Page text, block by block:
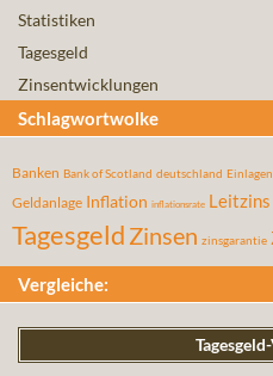
Statistiken
Tagesgeld
Zinsentwicklungen
Schlagwortwolke
Banken Bank of Scotland deutschland
Geldanlage Inflation inflationsrate Leitzins
Tagesgeld Zinsen zinsgarantie
Vergleiche: